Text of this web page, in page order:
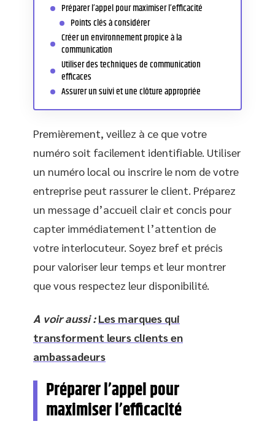
Préparer l’appel pour maximiser l’efficacité
Points clés à considérer
Créer un environnement propice à la
communication
Utiliser des techniques de communication
efficaces
Assurer un suivi et une clôture appropriée
Premièrement, veillez à ce que votre
numéro soit facilement identifiable. Utiliser
un numéro local ou inscrire le nom de votre
entreprise peut rassurer le client. Préparez
un message d’accueil clair et concis pour
capter immédiatement l’attention de
votre interlocuteur. Soyez bref et précis
pour valoriser leur temps et leur montrer
que vous respectez leur disponibilité.
A voir aussi : Les marques qui
transforment leurs clients en
ambassadeurs
Préparer l’appel pour
maximiser l’efficacité